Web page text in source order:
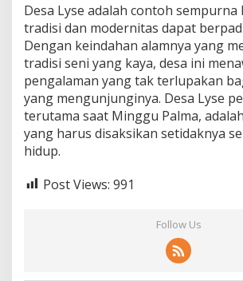
Desa Lyse adalah contoh sempurna
tradisi dan modernitas dapat
Dengan keindahan alamnya yang
tradisi seni yang kaya, desa ini
pengalaman yang tak terlupakan
yang mengunjunginya. Desa Lyse
terutama saat Minggu Palma,
yang harus disaksikan setidaknya
hidup.
Post Views: 991
Follow Us